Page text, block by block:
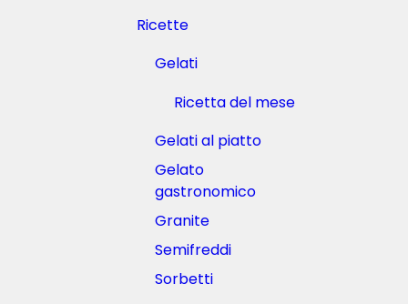
o
0
Ricette
Gelati
Ricetta del mese
Gelati al piatto
Gelato
gastronomico
Granite
Semifreddi
Sorbetti